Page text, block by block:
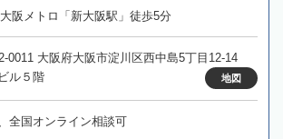
阪メトロ「新大阪駅」徒歩5分
0011 大阪府大阪市淀川区西中島5丁目12-14
ル５階
地図
全国オンライン相談可